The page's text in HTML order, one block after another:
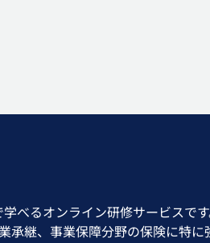
べるオンライン研修サービスで
継、事業保障分野の保険に特に